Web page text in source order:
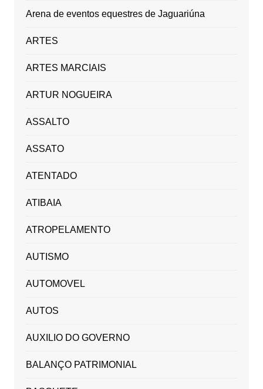
Arena de eventos equestres de Jaguariúna
ARTES
ARTES MARCIAIS
ARTUR NOGUEIRA
ASSALTO
ASSATO
ATENTADO
ATIBAIA
ATROPELAMENTO
AUTISMO
AUTOMOVEL
AUTOS
AUXILIO DO GOVERNO
BALANÇO PATRIMONIAL